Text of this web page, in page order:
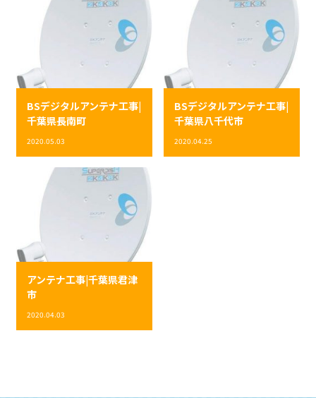
BSデジタルアンテナ工事|
千葉県長南町
2020.05.03
BSデジタルアンテナ工事|
千葉県八千代市
2020.04.25
アンテナ工事|千葉県君津
市
2020.04.03